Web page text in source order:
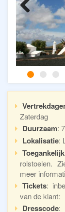
Previous
Zaterdag
Duurzaam:
Lokalisatie:
rolstoelen.
meer
Tickets:
van de klant:
Dresscode: